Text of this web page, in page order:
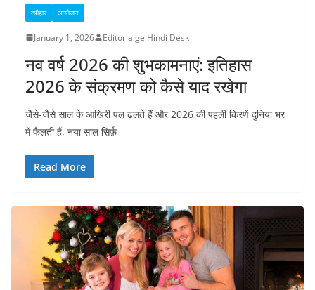
त्यौहार आयोजन
January 1, 2026 Editorialge Hindi Desk
नव वर्ष 2026 की शुभकामनाएं: इतिहास
2026 के संक्रमण को कैसे याद रखेगा
जैसे-जैसे साल के आखिरी पल ढलते हैं और 2026 की पहली किरणें दुनिया भर
में फैलती हैं, नया साल सिर्फ़
Read More